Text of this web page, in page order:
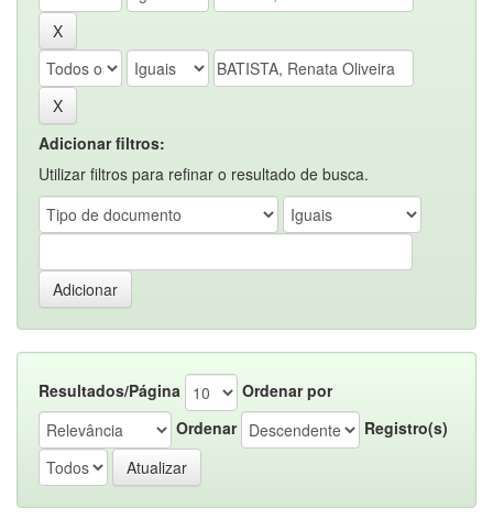
Adicionar filtros:
Utilizar filtros para refinar o resultado de busca.
Resultados/Página
Ordenar por
Ordenar
Registro(s)